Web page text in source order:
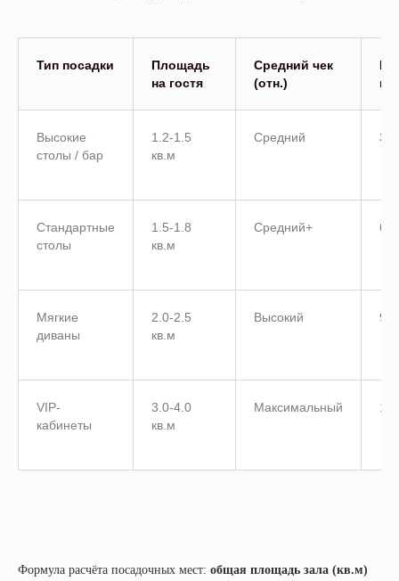
Тип посадки
Площадь
на гостя
Средний чек
(отн.)
Высокие
столы / бар
1.2-1.5
кв.м
Средний
Стандартные
столы
1.5-1.8
кв.м
Средний+
Мягкие
диваны
2.0-2.5
кв.м
Высокий
VIP-
кабинеты
3.0-4.0
кв.м
Максимальный
Формула расчёта посадочных мест: общая площадь зала (кв.м)